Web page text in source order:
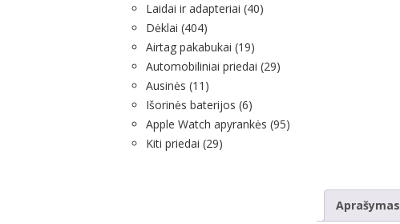
Aprašymas
Laidai ir adapteriai (40)
Dėklai (404)
Airtag pakabukai (19)
Automobiliniai priedai (29)
Ausinės (11)
Išorinės baterijos (6)
Apple Watch apyrankės (95)
Kiti priedai (29)